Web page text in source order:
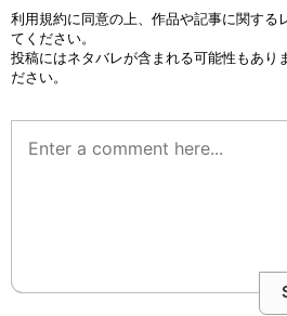
利用規約に同意の上、作品や記事に関する
てください。
投稿にはネタバレが含まれる可能性もあり
ださい。